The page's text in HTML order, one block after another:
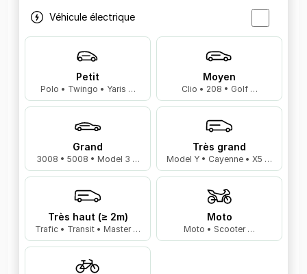
Véhicule électrique
Petit
Polo • Twingo • Yaris …
Moyen
Clio • 208 • Golf …
Grand
3008 • 5008 • Model 3 …
Très grand
Model Y • Cayenne • X5 …
Très haut (≥ 2m)
Trafic • Transit • Master …
Moto
Moto • Scooter …